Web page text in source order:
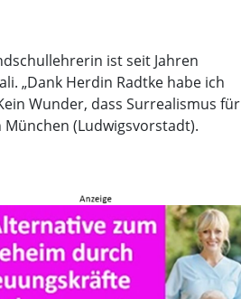
ist seit Jahren
„Dank Herdin Radtke habe ich
Wunder, dass Surrealismus für
(Ludwigsvorstadt).